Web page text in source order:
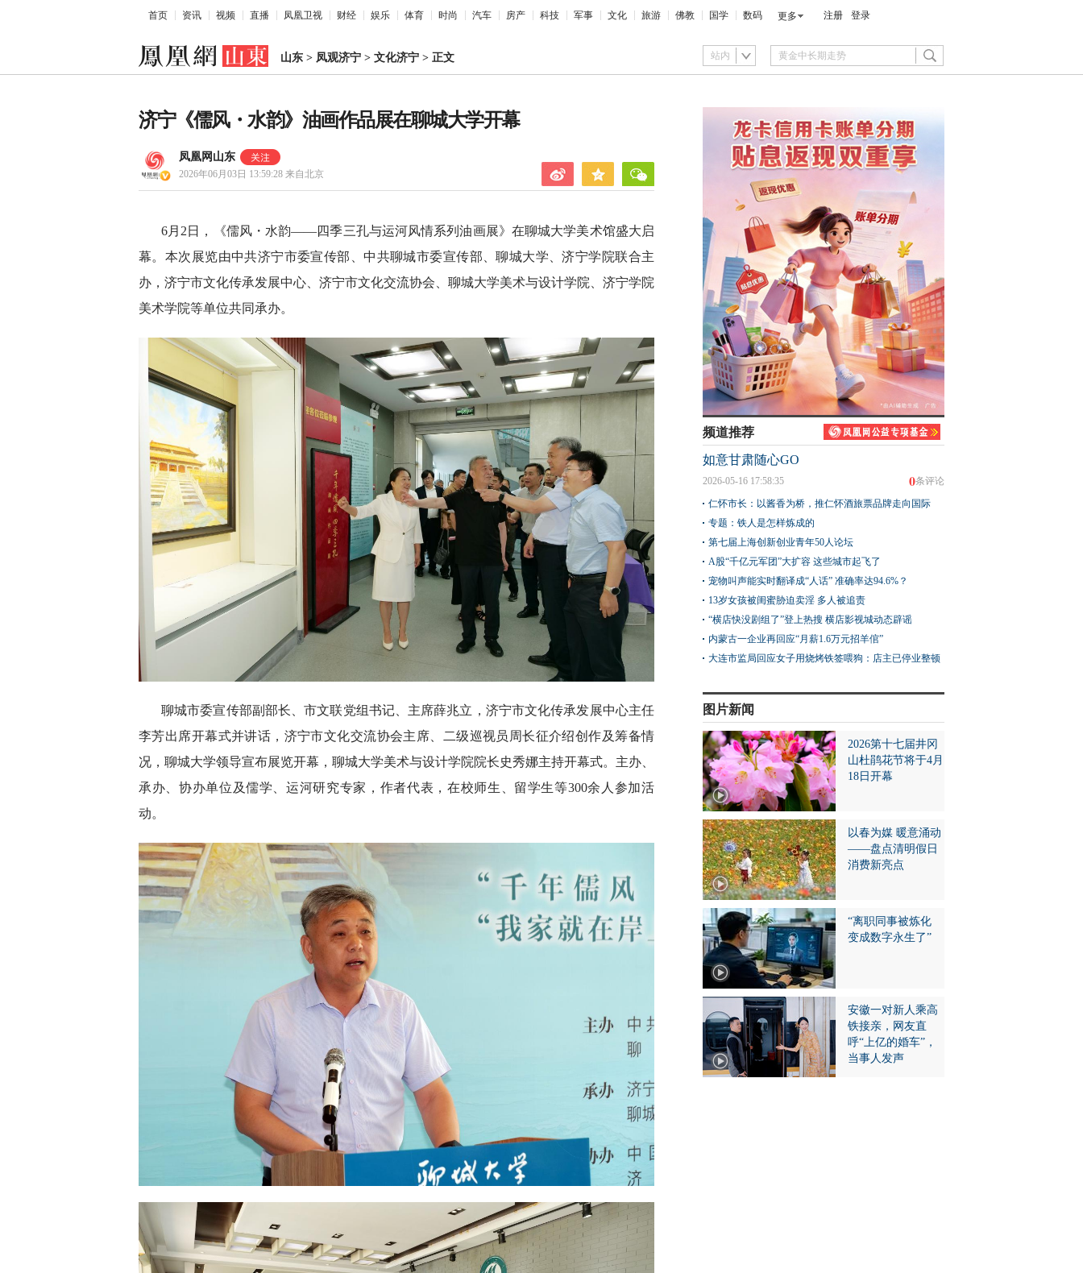
首页 资讯 视频 直播 凤凰卫视 财经 娱乐 体育 时尚 汽车 房产 科技 军事 文化 旅游 佛教 国学 数码 更多 注册 登录
山东 > 凤观济宁 > 文化济宁 > 正文 站内
济宁《儒风・水韵》油画作品展在聊城大学开幕
凤凰网山东
2026年06月03日 13:59:28 来自北京
6月2日，《儒风・水韵——四季三孔与运河风情系列油画展》在聊城大学美术馆盛大启
幕。本次展览由中共济宁市委宣传部、中共聊城市委宣传部、聊城大学、济宁学院联合主
办，济宁市文化传承发展中心、济宁市文化交流协会、聊城大学美术与设计学院、济宁学院
美术学院等单位共同承办。
聊城市委宣传部副部长、市文联党组书记、主席薛兆立，济宁市文化传承发展中心主任
李芳出席开幕式并讲话，济宁市文化交流协会主席、二级巡视员周长征介绍创作及筹备情
况，聊城大学领导宣布展览开幕，聊城大学美术与设计学院院长史秀娜主持开幕式。主办、
承办、协办单位及儒学、运河研究专家，作者代表，在校师生、留学生等300余人参加活
动。
频道推荐
如意甘肃随心GO
0条评论
2026-05-16 17:58:35
仁怀市长：以酱香为桥，推仁怀酒旅票品牌走向国际
专题：铁人是怎样炼成的
第七届上海创新创业青年50人论坛
A股“千亿元军团”大扩容 这些城市起飞了
宠物叫声能实时翻译成“人话” 准确率达94.6%？
13岁女孩被闺蜜胁迫卖淫 多人被追责
“横店快没剧组了”登上热搜 横店影视城动态辟谣
内蒙古一企业再回应“月薪1.6万元招羊倌”
大连市监局回应女子用烧烤铁签喂狗：店主已停业整顿
图片新闻
2026第十七届井冈
山杜鹃花节将于4月
18日开幕
以春为媒 暖意涌动
——盘点清明假日
消费新亮点
“离职同事被炼化
变成数字永生了”
安徽一对新人乘高
铁接亲，网友直
呼“上亿的婚车”，
当事人发声